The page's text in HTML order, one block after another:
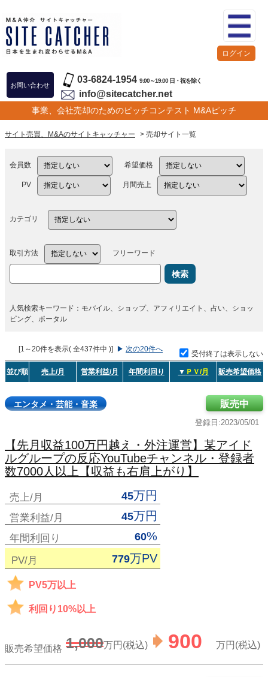
お問い合わせ
03-6824-1954 9:00～19:00 日・祝を除く
info@sitecatcher.net
事業、会社売却のためのピッチコンテスト M&Aピッチ
ログイン
サイト売買、M&Aのサイトキャッチャー > 売却サイト一覧
会員数 希望価格
PV 月間売上
カテゴリ
取引方法 フリーワード
検索
人気検索キーワード：モバイル、ショップ、アフィリエイト、占い、ショッ
ピング、ポータル
[1～20件を表示( 全437件中 )] ▶ 次の20件へ
受付終了は表示しない
並び順 売上/月 営業利益/月 年間利回り ▼ ＰＶ/月 販売希望価格
エンタメ・芸能・音楽
登録日:2023/05/01
販売中
【先月収益100万円越え・外注運営】某アイド
ルグループの反応YouTubeチャンネル・登録者
数7000人以上【収益も右肩上がり】
売上/月 45万円
営業利益/月 45万円
年間利回り 60%
PV/月 779万PV
PV5万以上
利回り10%以上
販売希望価格 1,000万円(税込) 900 万円(税込)